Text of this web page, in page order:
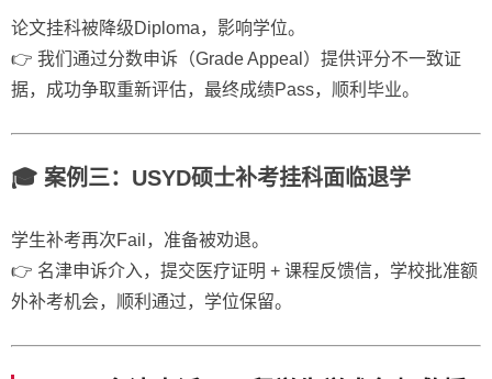
论文挂科被降级Diploma，影响学位。
👉 我们通过分数申诉（Grade Appeal）提供评分不一致证
据，成功争取重新评估，最终成绩Pass，顺利毕业。
🎓 案例三：USYD硕士补考挂科面临退学
学生补考再次Fail，准备被劝退。
👉 名津申诉介入，提交医疗证明 + 课程反馈信，学校批准额
外补考机会，顺利通过，学位保留。